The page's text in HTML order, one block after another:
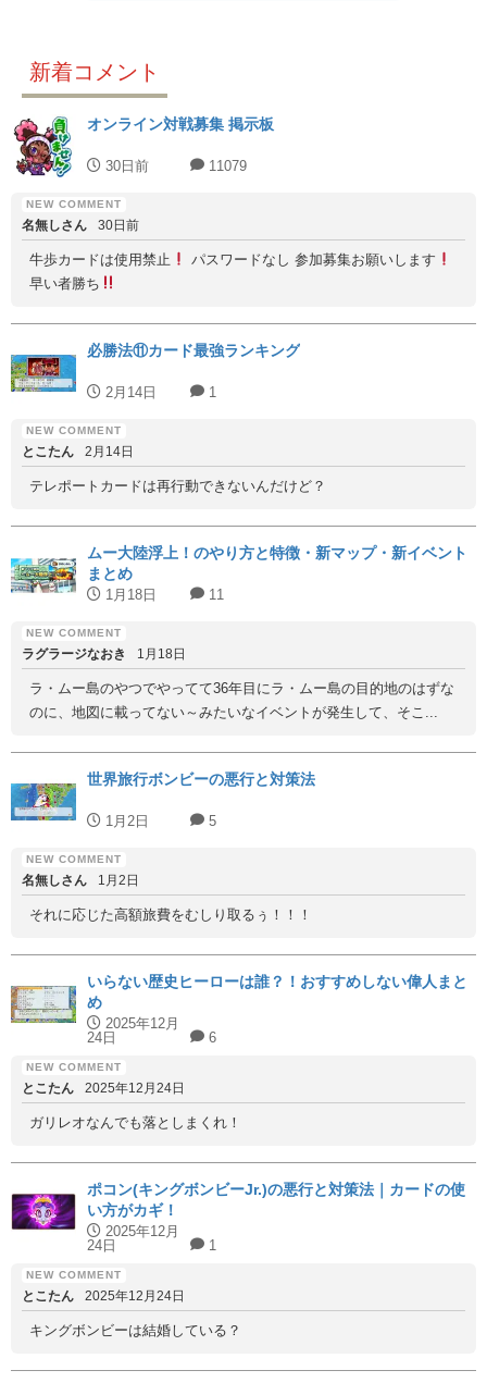
新着コメント
オンライン対戦募集 掲示板
30日前 11079
名無しさん 30日前
牛歩カードは使用禁止
パスワードなし 参加募集お願いします
早い者勝ち
必勝法⑪カード最強ランキング
2月14日 1
とこたん 2月14日
テレポートカードは再行動できないんだけど？
ムー大陸浮上！のやり方と特徴・新マップ・新イベント
まとめ
1月18日 11
ラグラージなおき 1月18日
ラ・ムー島のやつでやってて36年目にラ・ムー島の目的地のはずな
のに、地図に載ってない～みたいなイベントが発生して、そこ...
世界旅行ボンビーの悪行と対策法
1月2日 5
名無しさん 1月2日
それに応じた高額旅費をむしり取るぅ！！！
いらない歴史ヒーローは誰？！おすすめしない偉人まと
め
2025年12月
24日
6
とこたん 2025年12月24日
ガリレオなんでも落としまくれ！
ポコン(キングボンビーJr.)の悪行と対策法｜カードの使
い方がカギ！
2025年12月
24日
1
とこたん 2025年12月24日
キングボンビーは結婚している？